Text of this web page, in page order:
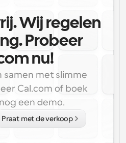
Wij regelen
Probeer
nu!
samen met slimme
Cal.com of boek
een demo.
Praat met de verkoop